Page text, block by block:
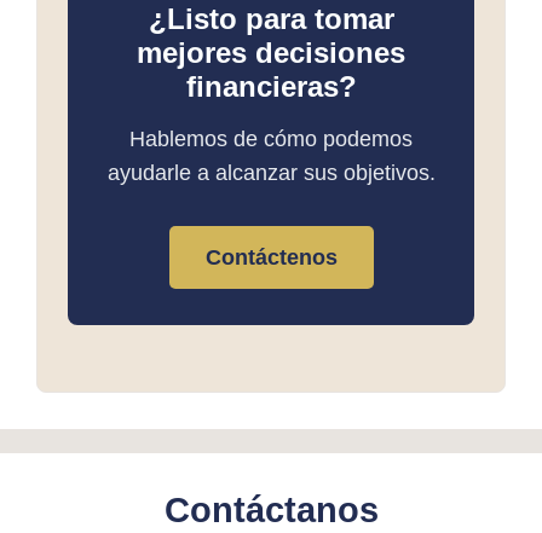
¿Listo para tomar
mejores decisiones
financieras?
Hablemos de cómo podemos
ayudarle a alcanzar sus objetivos.
Contáctenos
Contáctanos